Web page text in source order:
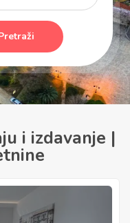
i izdavanje |